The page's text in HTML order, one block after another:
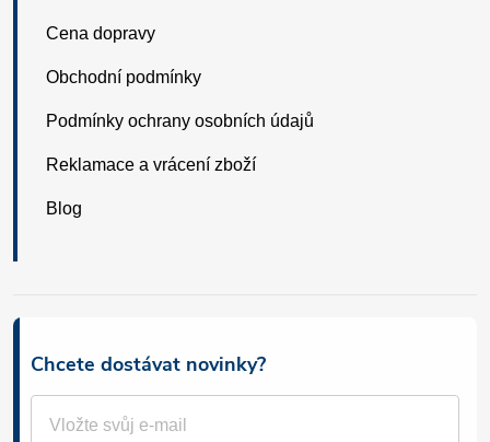
Cena dopravy
Obchodní podmínky
Podmínky ochrany osobních údajů
Reklamace a vrácení zboží
Blog
Chcete dostávat novinky?